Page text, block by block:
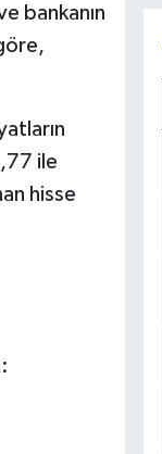
bankanın
ile
hisse